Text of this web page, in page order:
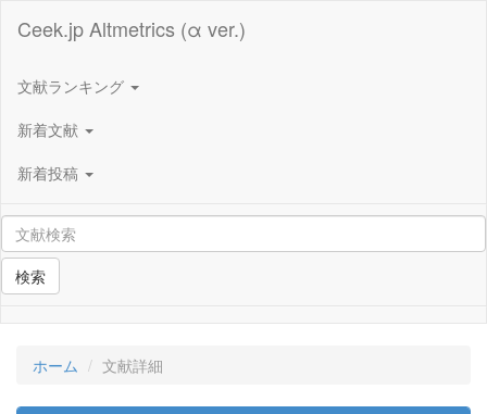
Ceek.jp Altmetrics (α ver.)
文献ランキング
新着文献
新着投稿
検索
ホーム 文献詳細